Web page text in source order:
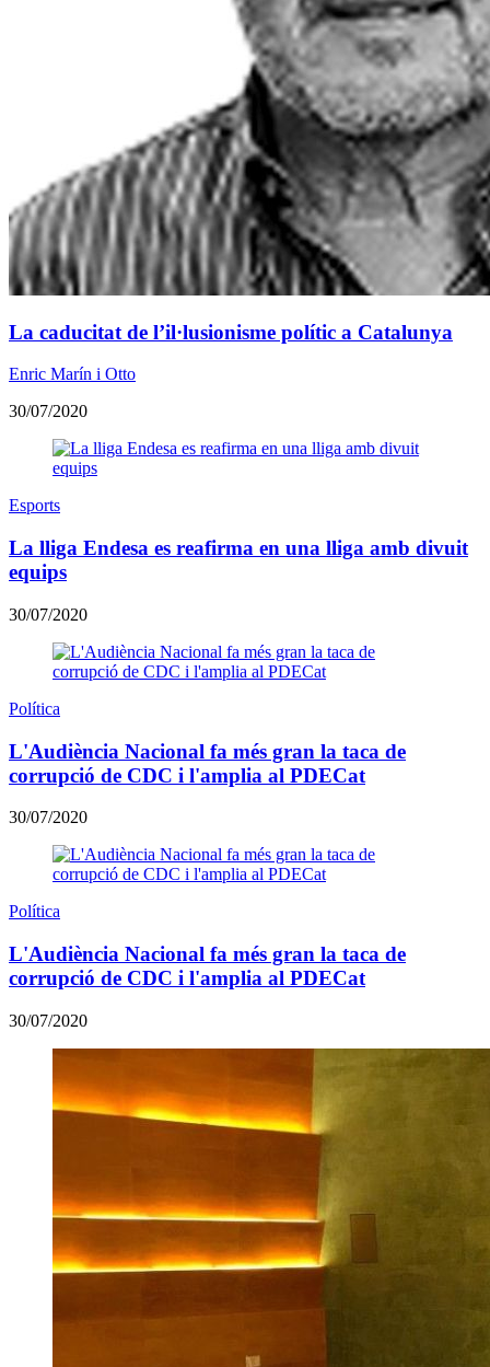
La caducitat de l’il·lusionisme polític a Catalunya
Enric Marín i Otto
30/07/2020
Esports
La lliga Endesa es reafirma en una lliga amb divuit
equips
30/07/2020
Política
L'Audiència Nacional fa més gran la taca de
corrupció de CDC i l'amplia al PDECat
30/07/2020
Política
L'Audiència Nacional fa més gran la taca de
corrupció de CDC i l'amplia al PDECat
30/07/2020